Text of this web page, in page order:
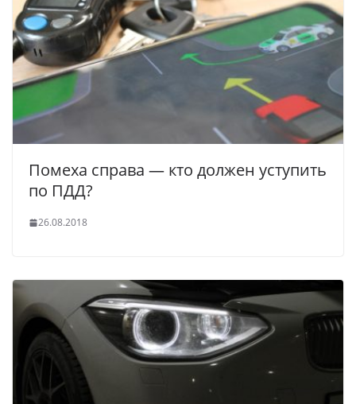
Помеха справа — кто должен уступить
по ПДД?
26.08.2018